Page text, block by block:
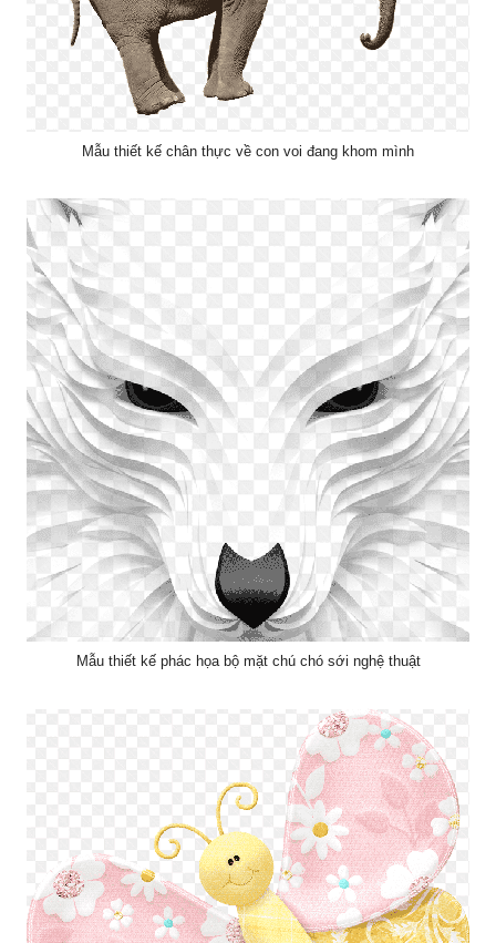
Mẫu thiết kế chân thực về con voi đang khom mình
Mẫu thiết kế phác họa bộ mặt chú chó sới nghệ thuật